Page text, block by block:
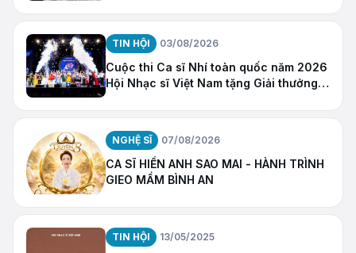
TIN HỘI 03/08/2026
Cuộc thi Ca sĩ Nhí toàn quốc năm 2026
Hội Nhạc sĩ Việt Nam tặng Giải thưởng
NGHỆ SĨ 07/08/2026
CA SĨ HIỀN ANH SAO MAI - HÀNH TRÌNH
GIEO MẦM BÌNH AN
TIN HỘI 13/05/2025